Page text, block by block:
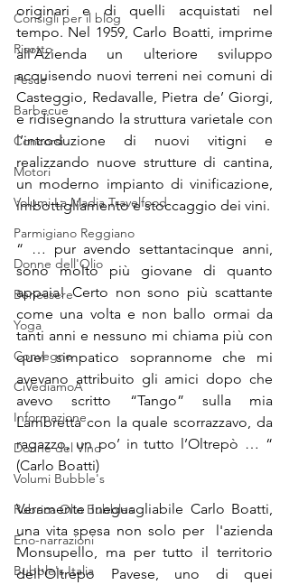
Consigli per il blog
Risotto
Pesce
Barbecue
Concorsi
Motori
Volumi La Madia Travelfood
Parmigiano Reggiano
Donne dell'Olio
Benessere
Yoga
Convegno
CiVediamoA
Informazione
Donne del Vino
Volumi Bubble's
Rubrica Olio Bubbles
Eno-narrazioni
Bubble's Italia
originari e di quelli acquistati nel
tempo. Nel 1959, Carlo Boatti, imprime
all’Azienda un ulteriore sviluppo
acquisendo nuovi terreni nei comuni di
Casteggio, Redavalle, Pietra de’ Giorgi,
e ridisegnando la struttura varietale con
l’introduzione di nuovi vitigni e
realizzando nuove strutture di cantina,
un moderno impianto di vinificazione,
“ … pur avendo settantacinque anni,
sono molto più giovane di quanto
appaia! Certo non sono più scattante
come una volta e non ballo ormai da
tanti anni e nessuno mi chiama più con
quel simpatico soprannome che mi
avevano attribuito gli amici dopo che
avevo scritto “Tango” sulla mia
Lambretta con la quale scorrazzavo, da
ragazzo, un po’ in tutto l’Oltrepò … “
(Carlo Boatti)
Veramente ineguagliabile Carlo Boatti,
una vita spesa non solo per  l'azienda
Monsupello, ma per tutto il territorio
dell'Oltrepo Pavese, uno di quei